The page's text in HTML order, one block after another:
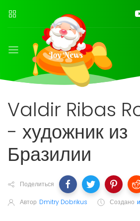
Valdir Ribas
- художник из
Бразилии
Поделиться
Автор Dmitry Dobrikus Создано